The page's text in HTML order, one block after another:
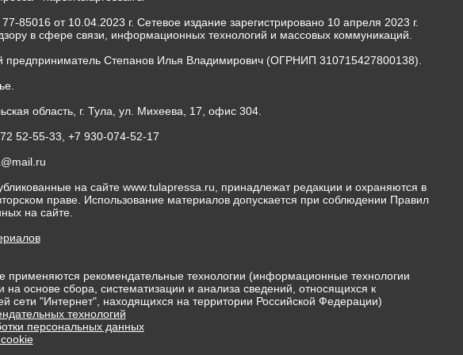
85016 от 10.04.2023 г. Сетевое издание зарегистрировано 10 апреля 2023 г.
в сфере связи, информационных технологий и массовых коммуникаций.
предприниматель Степанов Илья Владимирович (ОГРНИП 310715427800138).
область, г. Тула, ул. Михеева, 17, офис 304.
52-55-33, +7 930-074-52-17
на сайте www.tulapressa.ru, принадлежат редакции и охраняются в
праве. Использование материалов допускается при соблюдении Правил
на сайте.
применяются рекомендательные технологии (информационные технологии
основе сбора, систематизации и анализа сведений, относящихся к
сети "Интернет", находящихся на территории Российской Федерации)
технологий
персональных данных